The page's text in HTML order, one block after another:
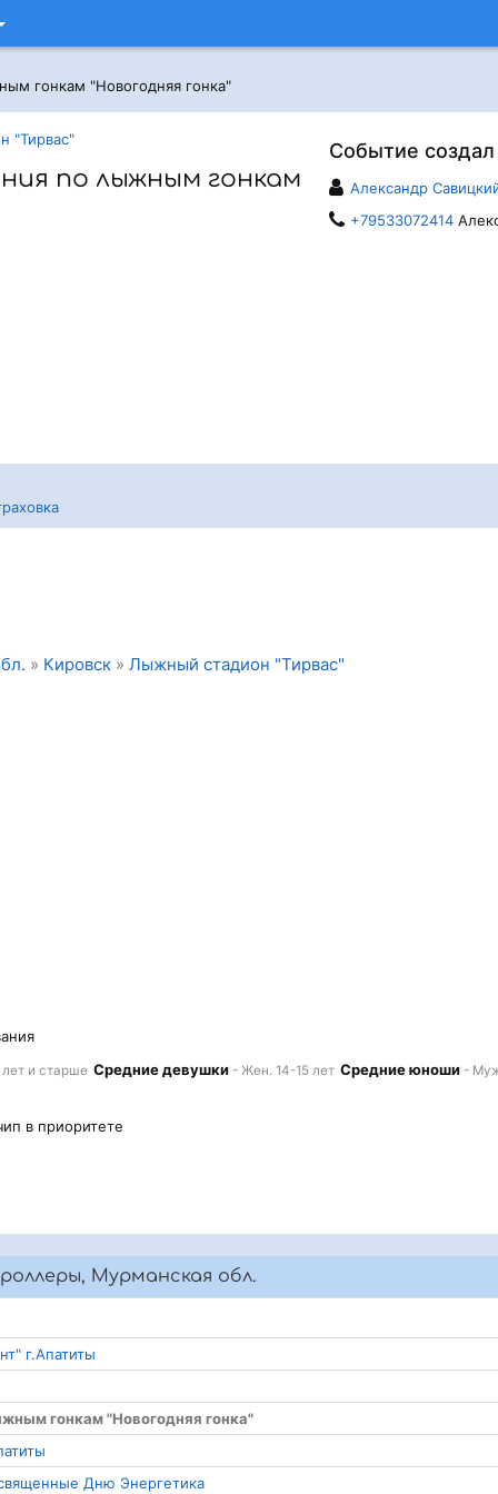
гонкам "Новогодняя гонка"
Событие создал
Александр
+79533072414
"Тирвас"
по лыжным гонкам
» Кировск » Лыжный стадион "Тирвас"
и старше Средние девушки - Жен. 14-15 лет Средние юноши -
в приоритете
Мурманская обл.
г.Апатиты
гонкам "Новогодняя гонка"
Дню Энергетика